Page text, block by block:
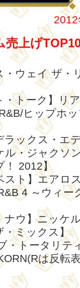
売上げ
ウェイ ザ・
トーク】リ
ヒップホ
ックス・エ
ル・ジャクソ
2012】
ト】エアロ
4 ～ウィー
ウ】ニッケ
ミックス】
・トータリ
は反転